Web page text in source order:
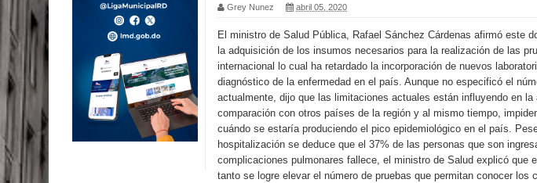
Miles de marroquíes cruzan la frontera en masa para entrar a España
TC declara inconstitucional decreto sobre horarios de venta de alcohol vigente desde 2006
Congreso
Presidente LMD Víctor D´Aza supervisa obra relleno sanitario y se reúne con alcalde San
Un lunes trágico deja seis jóvenes muertos
Grey Nunez abril 05, 2020
El ministro de Salud Pública, Rafael Sánchez Cárdenas afirmó este
la adquisición de los insumos necesarios para la realización de las
internacional lo cual ha retardado la incorporación de nuevos
diagnóstico de la enfermedad en el país. Aunque no especificó el
actualmente, dijo que las limitaciones actuales están influyendo en
comparación con otros países de la región y al mismo tiempo,
cuándo se estaría produciendo el pico epidemiológico en el país.
hospitalización se deduce que el 37% de las personas que son
complicaciones pulmonares fallece, el ministro de Salud explicó que
tanto se logre elevar el número de pruebas que permitan conocer los